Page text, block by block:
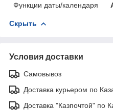
Функции даты/календаря
Скрыть
Условия доставки
Самовывоз
Доставка курьером по
Доставка "Казпочтой" по